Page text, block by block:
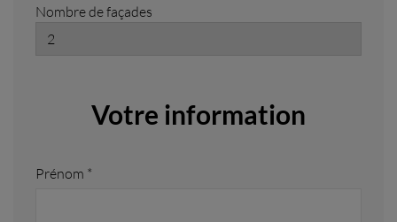
Nombre de façades
Votre information
Prénom *